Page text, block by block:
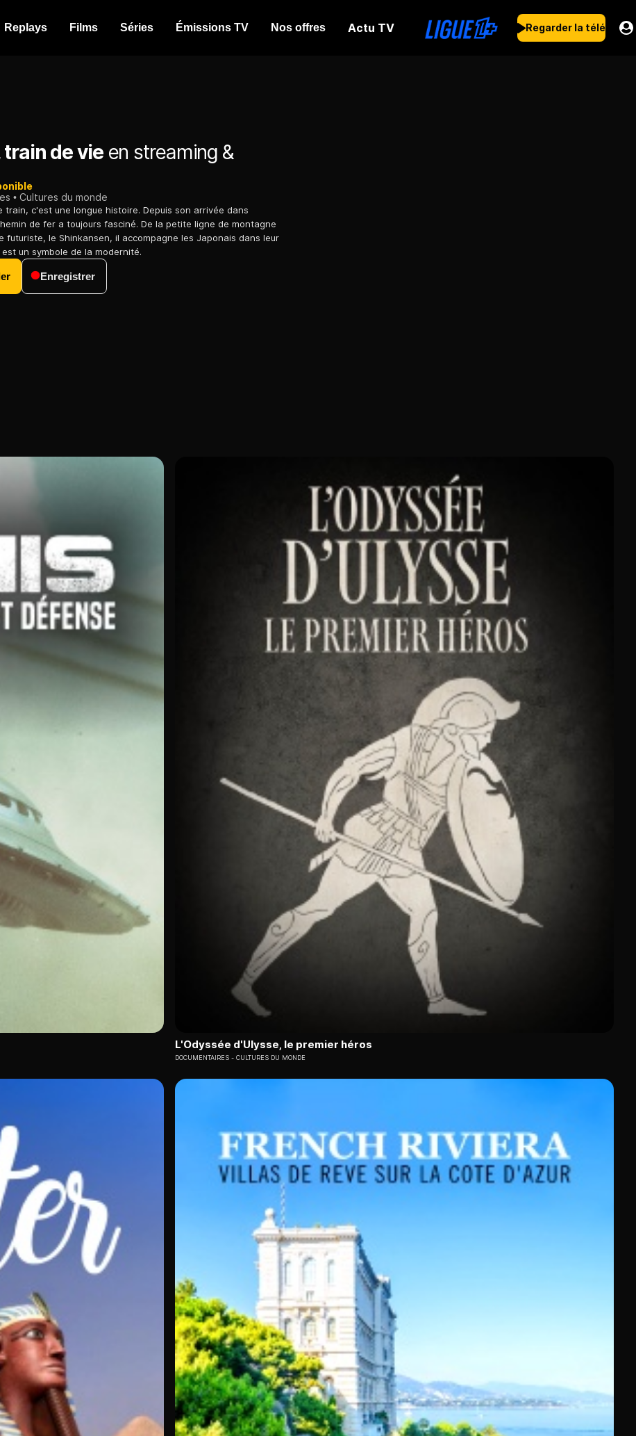
Replays Films Séries Émissions TV Nos offres Actu TV Regarder la télé
train de vieen streaming &
Cultures du monde
train, c'est une longue histoire. Depuis son arrivée dans
de fer a toujours fasciné. De la petite ligne de montagne
futuriste, le Shinkansen, il accompagne les Japonais dans leur
un symbole de la modernité.
Enregistrer
L'Odyssée d'Ulysse, le premier héros
DOCUMENTAIRES CULTURES DU MONDE